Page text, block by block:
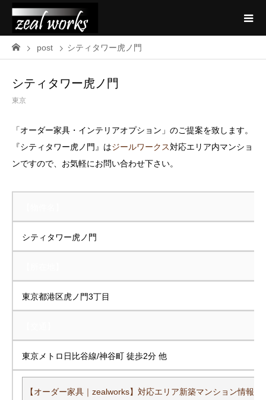
post シティタワー虎ノ門
シティタワー虎ノ門
東京
「オーダー家具・インテリアオプション」のご提案を致します。
『シティタワー虎ノ門』はジールワークス対応エリア内マンショ
ンですので、お気軽にお問い合わせ下さい。
シティタワー虎ノ門
東京都港区虎ノ門3丁目
東京メトロ日比谷線/神谷町 徒歩2分 他
【オーダー家具｜zealworks】対応エリア新築マンション情報一